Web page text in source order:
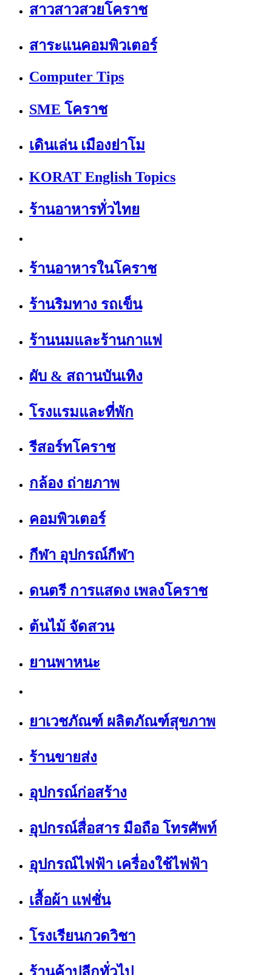
สาวสาวสวยโคราช
สาระแนคอมพิวเตอร์
Computer Tips
SME โคราช
เดินเล่น เมืองย่าโม
KORAT English Topics
ร้านอาหารทั่วไทย
ร้านอาหารในโคราช
ร้านริมทาง รถเข็น
ร้านนมและร้านกาแฟ
ผับ & สถานบันเทิง
โรงแรมและที่พัก
รีสอร์ทโคราช
กล้อง ถ่ายภาพ
คอมพิวเตอร์
กีฬา อุปกรณ์กีฬา
ดนตรี การแสดง เพลงโคราช
ต้นไม้ จัดสวน
ยานพาหนะ
ยาเวชภัณฑ์ ผลิตภัณฑ์สุขภาพ
ร้านขายส่ง
อุปกรณ์ก่อสร้าง
อุปกรณ์สื่อสาร มือถือ โทรศัพท์
อุปกรณ์ไฟฟ้า เครื่องใช้ไฟฟ้า
เสื้อผ้า แฟชั่น
โรงเรียนกวดวิชา